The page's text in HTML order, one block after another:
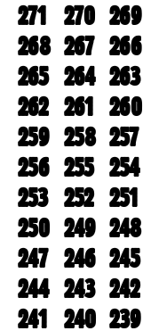
271 270 269
268 267 266
265 264 263
262 261 260
259 258 257
256 255 254
253 252 251
250 249 248
247 246 245
244 243 242
241 240 239